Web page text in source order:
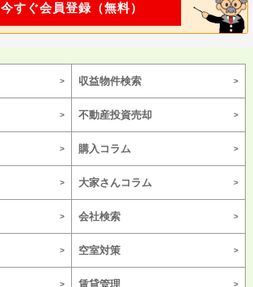
今すぐ会員登録（無料）
収益物件検索
不動産投資売却
購入コラム
大家さんコラム
会社検索
空室対策
賃貸管理